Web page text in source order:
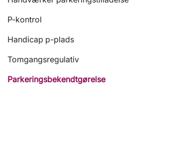
P-kontrol
Handicap p-plads
Tomgangsregulativ
Parkeringsbekendtgørelse